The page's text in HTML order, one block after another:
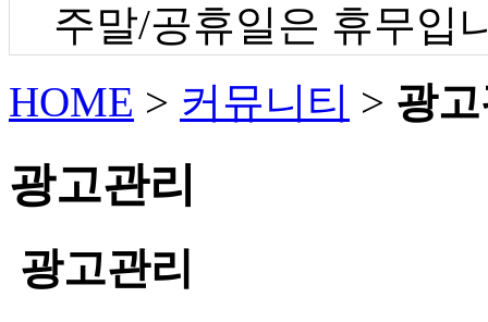
주말/공휴일은 휴무입
HOME > 커뮤니티 > 광
광고관리
광고관리